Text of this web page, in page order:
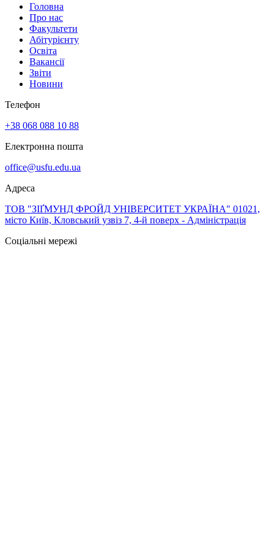
Головна
Про нас
Факультети
Абітурієнту
Освіта
Вакансії
Звіти
Новини
Телефон
+38 068 088 10 88
Електронна пошта
office@usfu.edu.ua
Адреса
ТОВ "ЗІҐМУНД ФРОЙД УНІВЕРСИТЕТ УКРАЇНА" 01021,
місто Київ, Кловський узвіз 7, 4-й поверх - Адміністрація
Соціальні мережі